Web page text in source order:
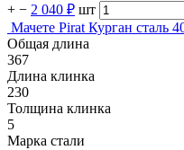
+ − 2 040 ₽ шт
Мачете Pirat Курган сталь
Общая длина
367
Длина клинка
230
Толщина клинка
5
Марка стали